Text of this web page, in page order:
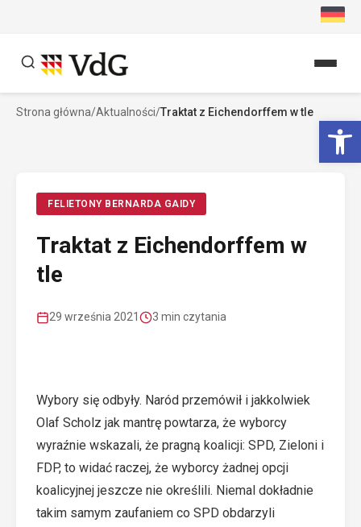
Szukaj
Strona główna/Aktualności/Traktat z Eichendorffem w tle
FELIETONY BERNARDA GAIDY
Traktat z Eichendorffem w
tle
29 września 2021 3 min czytania
Wybory się odbyły. Naród przemówił i jakkolwiek
Olaf Scholz jak mantrę powtarza, że wyborcy
wyraźnie wskazali, że pragną koalicji: SPD, Zieloni i
FDP, to widać raczej, że wyborcy żadnej opcji
koalicyjnej jeszcze nie określili. Niemal dokładnie
takim samym zaufaniem co SPD obdarzyli